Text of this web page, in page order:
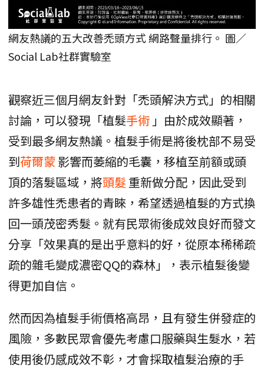
網友熱議的五大改善禿頭方式 網路聲量排行。 圖／
Social Lab社群實驗室
觀察近三個月網友針對「禿頭解決方式」的相關
討論，可以發現「植髮手術 」由於成效顯著，
受到最多網友熱議。植髮手術是將後枕部不易受
到荷爾蒙影響而萎縮的毛囊，移植至前額或頭
頂的落髮區域，將頭髮 重新做分配，因此受到
許多雄性禿患者的青睞，希望透過植髮的方式換
回一頭茂密秀髮。就有民眾術後成效良好而發文
分享「效果真的是出乎意料的好，從原本稀稀疏
疏的雜毛變成濃密QQ的森林」，表示植髮後變
得更加自信。
然而因為植髮手術價格高昂，且有發生併發症的
風險，多數民眾會優先考慮口服藥與生髮水，若
使用後仍感成效不彰，才會採取植髮治療的手